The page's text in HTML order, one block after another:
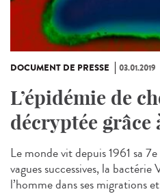
DOCUMENT DE PRESSE 03.01.2019
L’épidémie de
décryptée grâce
Le monde vit depuis 1961 sa
vagues successives, la
l’homme dans ses migrations